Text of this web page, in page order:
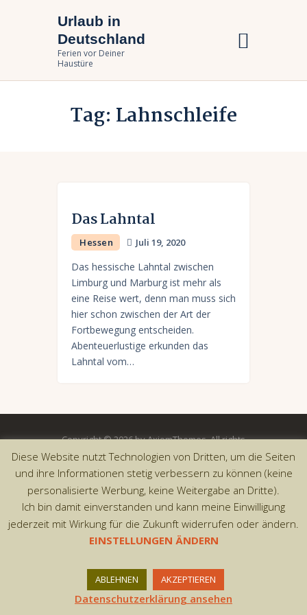
Urlaub in
Deutschland
Ferien vor Deiner
Haustüre
Tag: Lahnschleife
Urlaub in Deutschland
Ferien vor Deiner Haustüre
Bundesländer
Das Lahntal
Hessen Juli 19, 2020
Das hessische Lahntal zwischen
Limburg und Marburg ist mehr als
eine Reise wert, denn man muss sich
hier schon zwischen der Art der
Fortbewegung entscheiden.
Abenteuerlustige erkunden das
Lahntal vom…
Copyright © 2026 by AxiomThemes. All rights
reserved.
Diese Website nutzt Technologien von Dritten, um die Seiten
und ihre Informationen stetig verbessern zu können (keine
personalisierte Werbung, keine Weitergabe an Dritte).
Ich bin damit einverstanden und kann meine Einwilligung
jederzeit mit Wirkung für die Zukunft widerrufen oder ändern.
EINSTELLUNGEN ÄNDERN
ABLEHNEN AKZEPTIEREN
Datenschutzerklärung ansehen